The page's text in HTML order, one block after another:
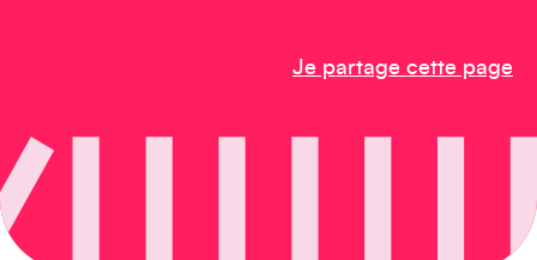
Je partage cette page
Créez votre événement